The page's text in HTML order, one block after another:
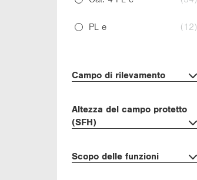
PL e (12)
Campo di ri­le­va­men­to
Al­tez­za del campo pro­tet­to
(SFH)
Scopo delle fun­zio­ni